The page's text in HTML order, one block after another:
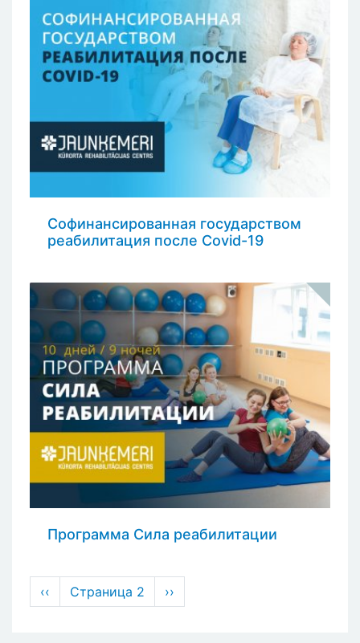
Софинансированная государством
реабилитация после Covid-19
Программа Сила реабилитации
Нумерация
страниц
←
‹‹ Страница 2
Следующая
страница
››